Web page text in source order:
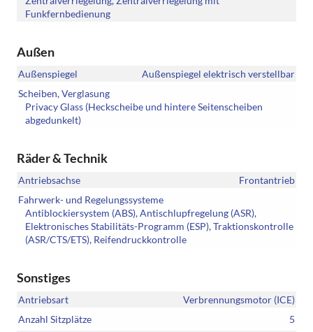
Funkfernbedienung
Außen
Außenspiegel
Außenspiegel elektrisch verstellbar
Scheiben, Verglasung
Privacy Glass (Heckscheibe und hintere Seitenscheiben
abgedunkelt)
Räder & Technik
Antriebsachse
Frontantrieb
Fahrwerk- und Regelungssysteme
Antiblockiersystem (ABS), Antischlupfregelung (ASR),
Elektronisches Stabilitäts-Programm (ESP), Traktionskontrolle
(ASR/CTS/ETS), Reifendruckkontrolle
Sonstiges
Antriebsart
Verbrennungsmotor (ICE)
Anzahl Sitzplätze
5